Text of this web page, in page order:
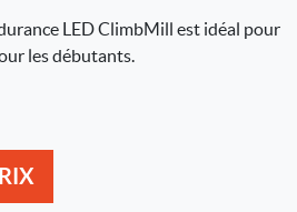
LED ClimbMill est idéal pour
les débutants.